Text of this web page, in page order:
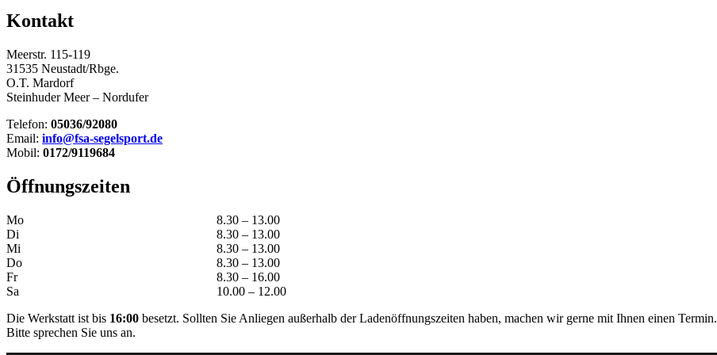
Kontakt
Meerstr. 115-119
31535 Neustadt/Rbge.
O.T. Mardorf
Steinhuder Meer – Nordufer
Telefon: 05036/92080
Email: info@fsa-segelsport.de
Mobil: 0172/9119684
Öffnungszeiten
Mo
8.30 – 13.00
Di
8.30 – 13.00
Mi
8.30 – 13.00
Do
8.30 – 13.00
Fr
8.30 – 16.00
Sa
10.00 – 12.00
Die Werkstatt ist bis 16:00 besetzt. Sollten Sie Anliegen außerhalb der Ladenöffnungszeiten haben, machen wir gerne mit Ihnen einen Termin.
Bitte sprechen Sie uns an.